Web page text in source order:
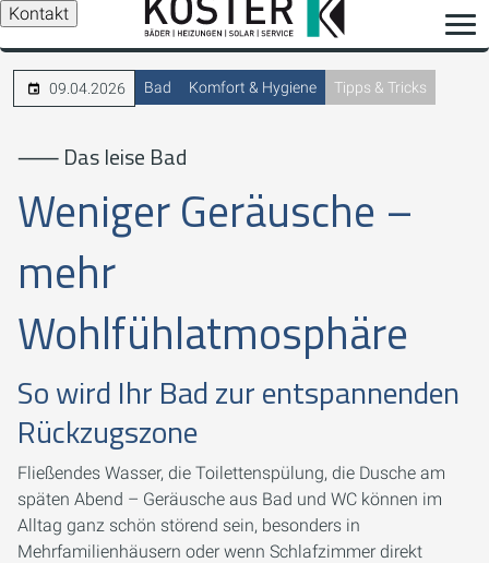
Kontakt
09.04.2026 Bad Komfort & Hygiene Tipps & Tricks
⸺ Das leise Bad
Weniger Geräusche –
mehr
Wohlfühlatmosphäre
So wird Ihr Bad zur entspannenden
Rückzugszone
Fließendes Wasser, die Toilettenspülung, die Dusche am
späten Abend – Geräusche aus Bad und WC können im
Alltag ganz schön störend sein, besonders in
Mehrfamilienhäusern oder wenn Schlafzimmer direkt